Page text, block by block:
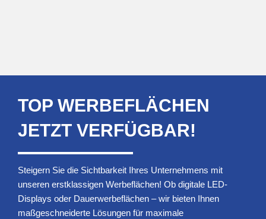
TOP WERBEFLÄCHEN
JETZT VERFÜGBAR!
Steigern Sie die Sichtbarkeit Ihres Unternehmens mit
unseren erstklassigen Werbeflächen! Ob digitale LED-
Displays oder Dauerwerbeflächen – wir bieten Ihnen
maßgeschneiderte Lösungen für maximale